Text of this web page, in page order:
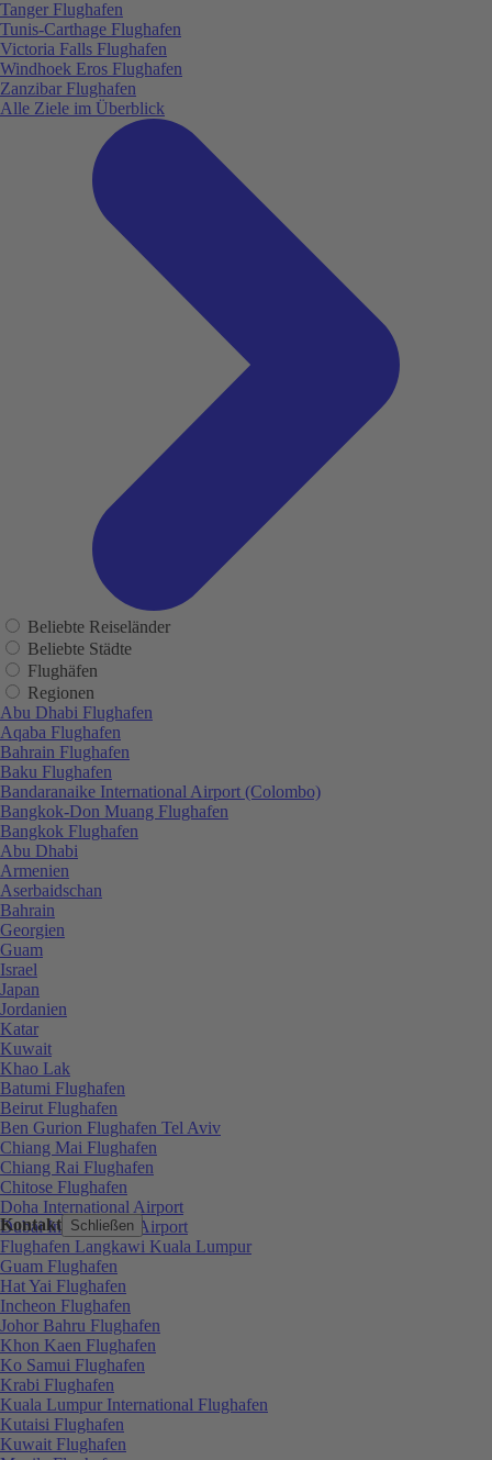
Kontakt Schließen
Tanger Flughafen
Tunis-Carthage Flughafen
Victoria Falls Flughafen
Windhoek Eros Flughafen
Zanzibar Flughafen
Alle Ziele im Überblick
Beliebte Reiseländer
Beliebte Städte
Flughäfen
Regionen
Abu Dhabi Flughafen
Aqaba Flughafen
Bahrain Flughafen
Baku Flughafen
Bandaranaike International Airport (Colombo)
Bangkok-Don Muang Flughafen
Bangkok Flughafen
Abu Dhabi
Armenien
Aserbaidschan
Bahrain
Georgien
Guam
Israel
Japan
Jordanien
Katar
Kuwait
Khao Lak
Batumi Flughafen
Beirut Flughafen
Ben Gurion Flughafen Tel Aviv
Chiang Mai Flughafen
Chiang Rai Flughafen
Chitose Flughafen
Doha International Airport
Dubai International Airport
Flughafen Langkawi Kuala Lumpur
Guam Flughafen
Hat Yai Flughafen
Incheon Flughafen
Johor Bahru Flughafen
Khon Kaen Flughafen
Ko Samui Flughafen
Krabi Flughafen
Kuala Lumpur International Flughafen
Kutaisi Flughafen
Kuwait Flughafen